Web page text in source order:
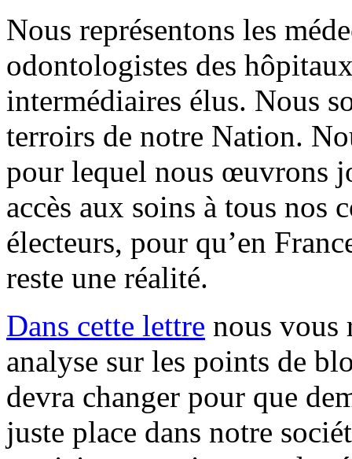
Nous représentons les
odontologistes des
intermédiaires élus. Nous
terroirs de notre Nation.
pour lequel nous œuvrons
accès aux soins à tous nos
électeurs, pour qu’en
reste une réalité.
Dans cette lettre nous vous
analyse sur les points de
devra changer pour que
juste place dans notre